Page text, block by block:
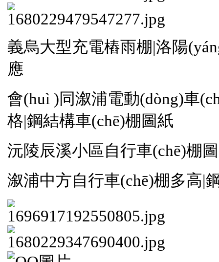
義烏大型充電樁雨棚|洛陽
應
會(huì )同溆浦電動(dòng)車
格|鋼結構車(chē)棚圖紙
沅陵辰溪小區自行車(chē)棚
溆浦中方自行車(chē)棚多高|